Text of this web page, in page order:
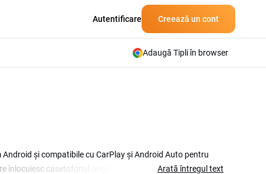
Autentificare Creează un cont
Adaugă Tipli în browser
și compatibile cu CarPlay și Android Auto pentru
înlocuiesc casetofonul original și aduc funcții moderne:
Arată întregul text